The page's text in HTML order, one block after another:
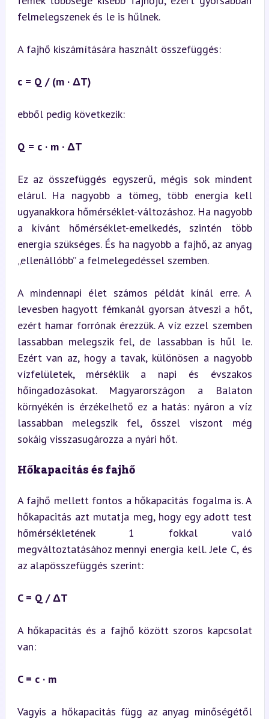
felmelegszenek és le is hűlnek.
A fajhő kiszámítására használt összefüggés:
c = Q / (m · ΔT)
ebből pedig következik:
Q = c · m · ΔT
Ez az összefüggés egyszerű, mégis sok mindent
elárul. Ha nagyobb a tömeg, több energia kell
ugyanakkora hőmérséklet-változáshoz. Ha nagyobb
a kívánt hőmérséklet-emelkedés, szintén több
energia szükséges. És ha nagyobb a fajhő, az anyag
„ellenállóbb” a felmelegedéssel szemben.
A mindennapi élet számos példát kínál erre. A
levesben hagyott fémkanál gyorsan átveszi a hőt,
ezért hamar forrónak érezzük. A víz ezzel szemben
lassabban melegszik fel, de lassabban is hűl le.
Ezért van az, hogy a tavak, különösen a nagyobb
vízfelületek, mérséklik a napi és évszakos
hőingadozásokat. Magyarországon a Balaton
környékén is érzékelhető ez a hatás: nyáron a víz
lassabban melegszik fel, ősszel viszont még
sokáig visszasugározza a nyári hőt.
Hőkapacitás és fajhő
A fajhő mellett fontos a hőkapacitás fogalma is. A
hőkapacitás azt mutatja meg, hogy egy adott test
hőmérsékletének 1 fokkal való
megváltoztatásához mennyi energia kell. Jele C, és
az alapösszefüggés szerint:
C = Q / ΔT
A hőkapacitás és a fajhő között szoros kapcsolat
van:
C = c · m
Vagyis a hőkapacitás függ az anyag minőségétől